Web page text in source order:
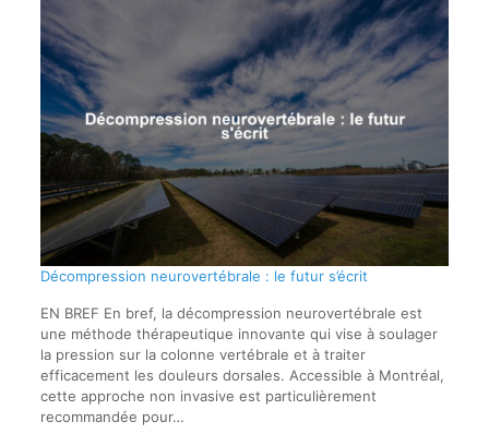
Décompression neurovertébrale : le futur s’écrit
EN BREF En bref, la décompression neurovertébrale est
une méthode thérapeutique innovante qui vise à soulager
la pression sur la colonne vertébrale et à traiter
efficacement les douleurs dorsales. Accessible à Montréal,
cette approche non invasive est particulièrement
recommandée pour…